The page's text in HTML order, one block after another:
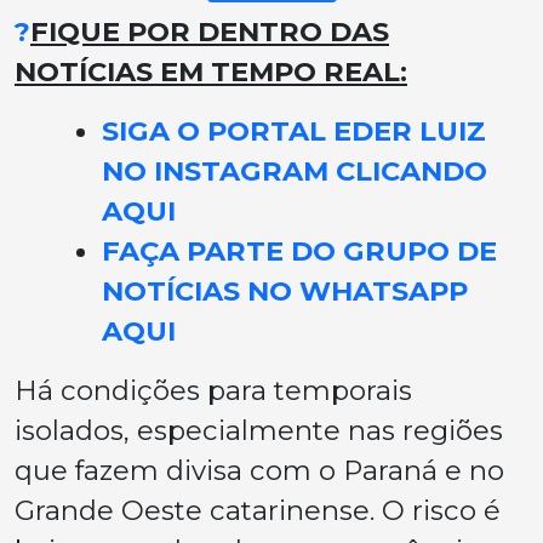
?FIQUE POR DENTRO DAS
NOTÍCIAS EM TEMPO REAL:
SIGA O PORTAL EDER LUIZ
NO INSTAGRAM CLICANDO
AQUI
FAÇA PARTE DO GRUPO DE
NOTÍCIAS NO WHATSAPP
AQUI
Há condições para temporais
isolados, especialmente nas regiões
que fazem divisa com o Paraná e no
Grande Oeste catarinense. O risco é